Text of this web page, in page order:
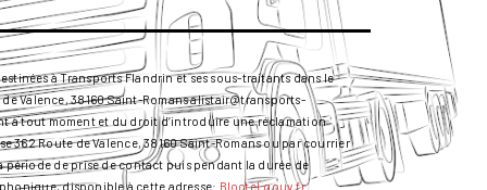
à Transports Flandrin et ses sous-traitants dans le
Valence, 38160 Saint-Romans alistair@transports-
à tout moment et du droit d’introduire une réclamation
362 Route de Valence, 38160 Saint-Romans ou par courrier
de prise de contact puis pendant la durée de
disponible à cette adresse:
Bloctel.gouv.fr.